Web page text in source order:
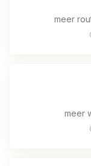
meer
meer